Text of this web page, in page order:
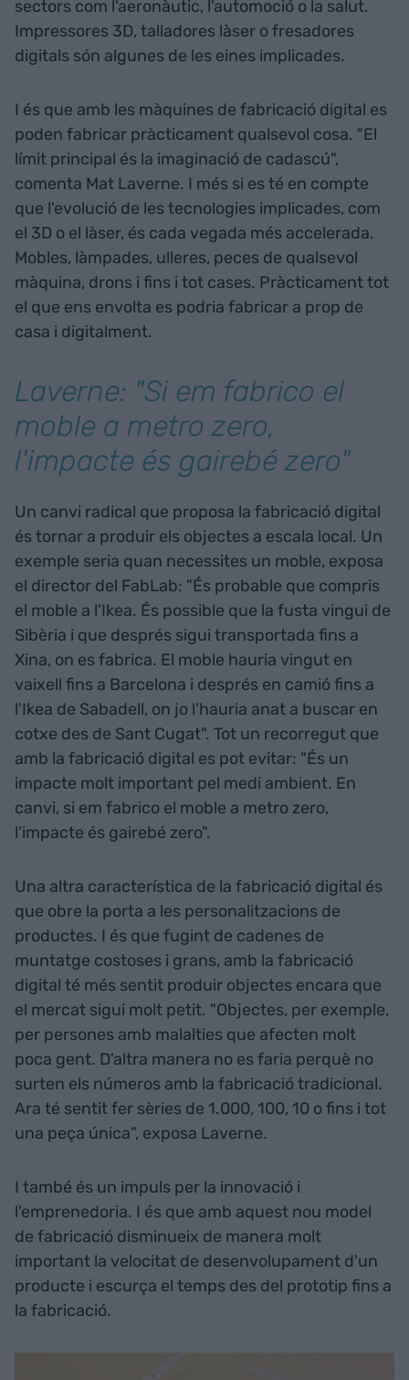
sectors com l'aeronàutic, l'automoció o la salut.
Impressores 3D, talladores làser o fresadores
digitals són algunes de les eines implicades.
I és que amb les màquines de fabricació digital es
poden fabricar pràcticament qualsevol cosa. "El
límit principal és la imaginació de cadascú",
comenta Mat Laverne. I més si es té en compte
que l'evolució de les tecnologies implicades, com
el 3D o el làser, és cada vegada més accelerada.
Mobles, làmpades, ulleres, peces de qualsevol
màquina, drons i fins i tot cases. Pràcticament tot
el que ens envolta es podria fabricar a prop de
casa i digitalment.
Laverne: "Si em fabrico el
moble a metro zero,
l'impacte és gairebé zero"
Un canvi radical que proposa la fabricació digital
és tornar a produir els objectes a escala local. Un
exemple seria quan necessites un moble, exposa
el director del FabLab: "És probable que compris
el moble a l'Ikea. És possible que la fusta vingui de
Sibèria i que després sigui transportada fins a
Xina, on es fabrica. El moble hauria vingut en
vaixell fins a Barcelona i després en camió fins a
l'Ikea de Sabadell, on jo l'hauria anat a buscar en
cotxe des de Sant Cugat". Tot un recorregut que
amb la fabricació digital es pot evitar: "És un
impacte molt important pel medi ambient. En
canvi, si em fabrico el moble a metro zero,
l'impacte és gairebé zero".
Una altra característica de la fabricació digital és
que obre la porta a les personalitzacions de
productes. I és que fugint de cadenes de
muntatge costoses i grans, amb la fabricació
digital té més sentit produir objectes encara que
el mercat sigui molt petit. "Objectes, per exemple,
per persones amb malalties que afecten molt
poca gent. D'altra manera no es faria perquè no
surten els números amb la fabricació tradicional.
Ara té sentit fer sèries de 1.000, 100, 10 o fins i tot
una peça única", exposa Laverne.
I també és un impuls per la innovació i
l'emprenedoria. I és que amb aquest nou model
de fabricació disminueix de manera molt
important la velocitat de desenvolupament d'un
producte i escurça el temps des del prototip fins a
la fabricació.